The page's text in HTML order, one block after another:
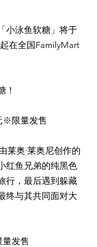
小泳鱼软糖」将于
在全国FamilyMart
！
※限量发售
莱奥·莱奥尼创作的
红鱼兄弟的纯黑色
行，最后遇到躲藏
终与其共同面对大
量发售